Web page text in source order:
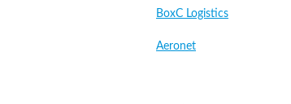
BoxC Logistics
Aeronet